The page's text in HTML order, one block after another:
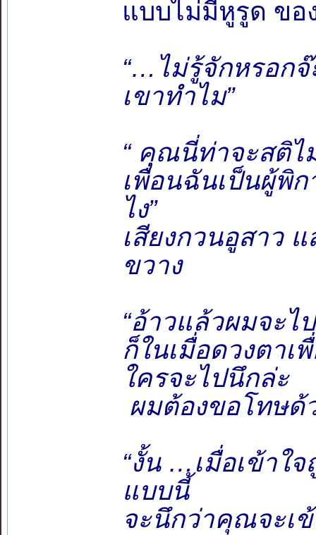
แบบไม่มีหูรูด ขอ
“…ไม่รู้จักหรอก
เขาทำไม”
“ คุณนี่ท่าจะสติไ
เพื่อนฉันเป็นผู้พิ
ไง”
เสียงกวนอูสาว
ขวาง
“อ้าวแล้วผมจะไ
ก็ในเมื่อดวงตา
ใครจะไปนึกล่ะ
ผมต้องขอโทษด้
“งั้น …เมื่อเข้าใ
แบบนี้
จะนึกว่าคุณจะเ